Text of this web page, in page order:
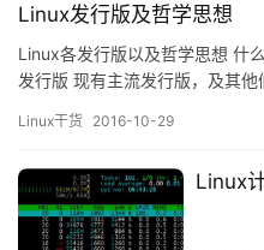
Linux发行版及哲学思想
Linux各发行版以及哲学思想 什
发行版 现有主流发行版，及其
系统，由当时就读于芬兰赫尔辛
Linux干货 2016-10-29
Linux